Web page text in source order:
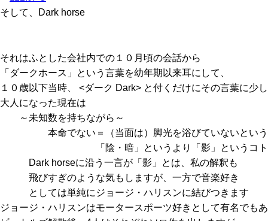
そして、Dark horse
それはふとした会社内での１０月頃の会話から
「ダークホース」という言葉を幼年期以来耳にして、
１０歳以下当時、 <ダーク Dark> と付くだけにその言葉に少
大人になった現在は
～未知数を持ちながら～
本命でない＝（当面は）脚光を浴びていないという
「陰・暗」というより「影」というコトバを
Dark horseに沿う一言が「影」とは、私の解釈も
飛びすぎのような気もしますが、一方で音楽好き
としては単純にジョージ・ハリスンに結びつきます
ジョージ・ハリスンはモータースポーツ好きとして有名でも